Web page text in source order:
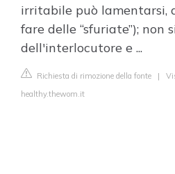
irritabile può lamentarsi,
fare delle “sfuriate”); non
dell'interlocutore e ...
Richiesta di rimozione della fonte |
healthy.thewom.it